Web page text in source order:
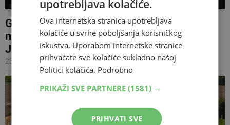
Guardian otkriva: EU upozorava BiH zbog
načina na koji se dodjeljuje posao oko
Južne interkonekcije
23.04.2026 11:48
upotrebljava kolačiće.
Ova internetska stranica upotrebljava
kolačiće u svrhe poboljšanja korisničkog
iskustva. Uporabom internetske stranice
prihvaćate sve kolačiće sukladno našoj
Politici kolačića. Podrobno
PRIKAŽI SVE PARTNERE (1581) →
PRIHVATI SVE